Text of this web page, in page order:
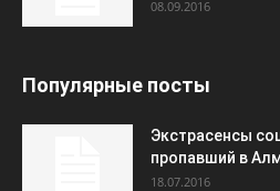
08.09.2016
Популярные посты
Экстрасенсы
пропавший в
18.07.2016